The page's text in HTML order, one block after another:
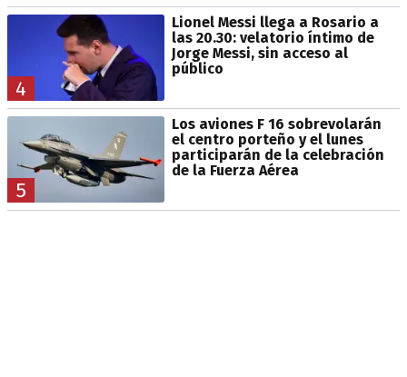
4
Lionel Messi llega a Rosario a
las 20.30: velatorio íntimo de
Jorge Messi, sin acceso al
público
5
Los aviones F 16 sobrevolarán
el centro porteño y el lunes
participarán de la celebración
de la Fuerza Aérea